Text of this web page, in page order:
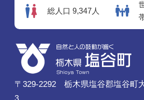
総人口 9,347人
〒329-2292 栃木県塩谷郡塩谷町